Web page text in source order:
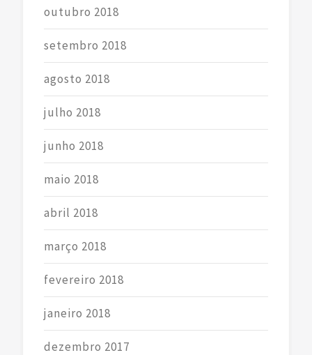
outubro 2018
setembro 2018
agosto 2018
julho 2018
junho 2018
maio 2018
abril 2018
março 2018
fevereiro 2018
janeiro 2018
dezembro 2017